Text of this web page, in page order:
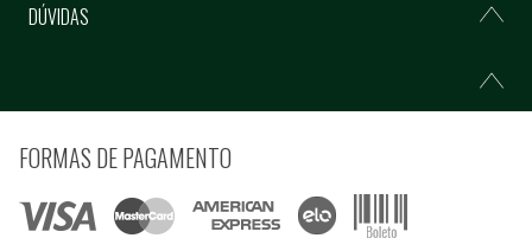
DÚVIDAS
FORMAS DE PAGAMENTO